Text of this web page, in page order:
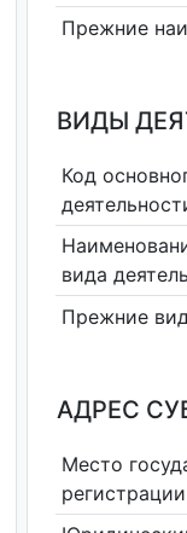
Прежние
ВИДЫ
Код
вида
Прежние
АДРЕС
Место
регистрации